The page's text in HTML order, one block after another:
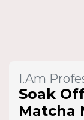
I.Am
Soak
Matcha